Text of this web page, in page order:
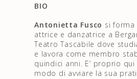
BIO
Antonietta Fusco si forma
attrice e danzatrice a
Teatro Tascabile dove
e lavora come membro
quindici anni. E’ proprio qui
modo di avviare la sua